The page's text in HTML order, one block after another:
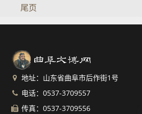
尾页
地址：山东省曲阜市后作街1号
电话：0537-3709557
传真：0537-3709556